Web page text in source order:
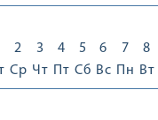
2
Ср
3
Чт
4
Пт
5
Сб
6
Вс
7
Пн
8
Вт